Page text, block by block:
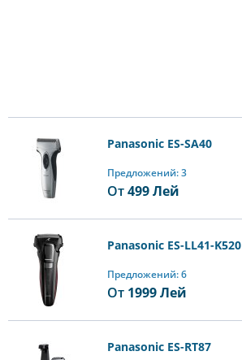
Panasonic ES-SA40
Предложений: 3
От499Лей
Panasonic ES-LL41-K520
Предложений: 6
От 1999Лей
Panasonic ES-RT87